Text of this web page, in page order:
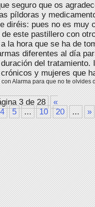
seguro que os
píldoras y
diréis: pues no es muy
este pastillero con
la hora que se ha de
diferentes al día
del tratamiento.
y mujeres que
Alarma para que no te olvides
3 de 28
«
4 5 ... 10 20 ... »